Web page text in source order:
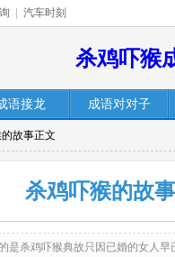
汽车时刻
杀鸡吓猴
语接龙 成语对对子
故事正文
杀鸡吓猴的故事
是杀鸡吓猴典故只因已婚的女人